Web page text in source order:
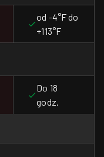
od -4°F do
+113°F
Do 18
godz.